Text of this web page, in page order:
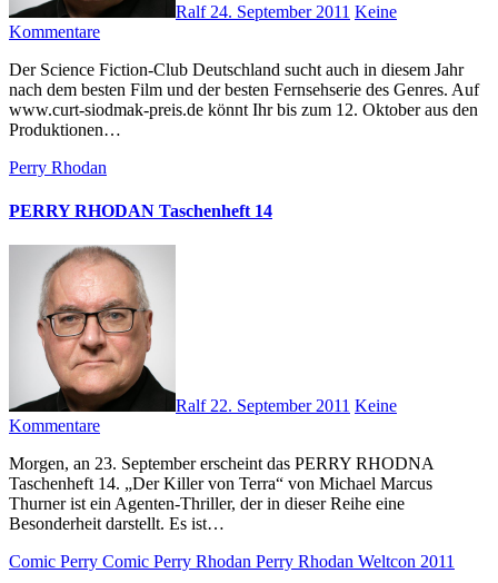
Ralf 24. September 2011 Keine
Kommentare
Der Science Fiction-Club Deutschland sucht auch in diesem Jahr
nach dem besten Film und der besten Fernsehserie des Genres. Auf
www.curt-siodmak-preis.de könnt Ihr bis zum 12. Oktober aus den
Produktionen…
Perry Rhodan
PERRY RHODAN Taschenheft 14
Ralf 22. September 2011 Keine
Kommentare
Morgen, an 23. September erscheint das PERRY RHODNA
Taschenheft 14. „Der Killer von Terra“ von Michael Marcus
Thurner ist ein Agenten-Thriller, der in dieser Reihe eine
Besonderheit darstellt. Es ist…
Comic Perry Comic Perry Rhodan Perry Rhodan Weltcon 2011